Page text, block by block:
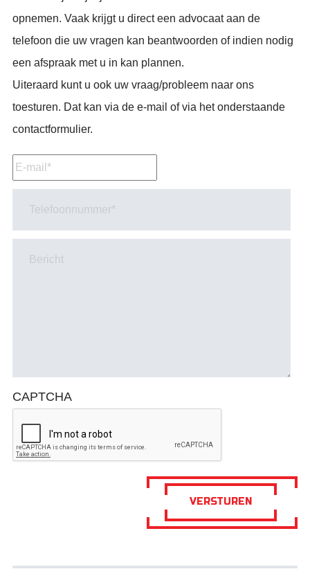
opnemen. Vaak krijgt u direct een advocaat aan de
telefoon die uw vragen kan beantwoorden of indien nodig
een afspraak met u in kan plannen.
Uiteraard kunt u ook uw vraag/probleem naar ons
toesturen. Dat kan via de e-mail of via het onderstaande
contactformulier.
E-
mail**
CAPTCHA